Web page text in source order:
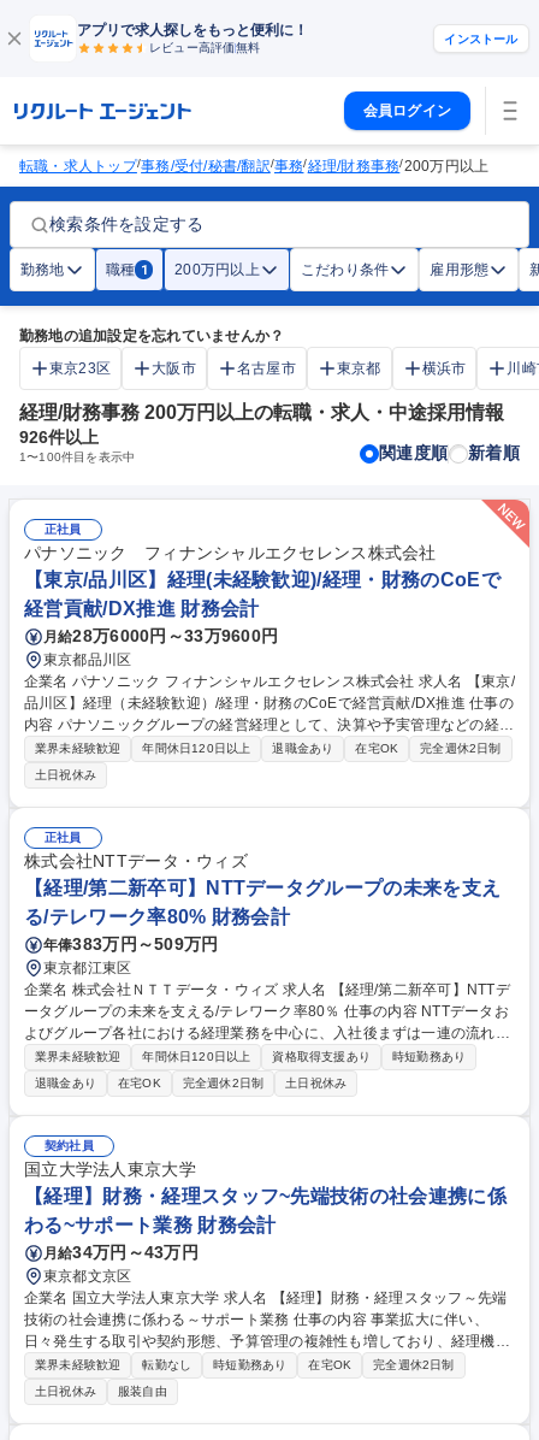
アプリで求人探しをもっと便利に！
レビュー高評価無料
インストール
会員ログイン
転職・求人トップ/事務/受付/秘書/翻訳/事務/経理/財務事務/200万円以上
検索条件を設定する
勤務地 職種 1 200万円以上 こだわり条件 雇用形態
勤務地の追加設定を忘れていませんか？
東京23区
大阪市 名古屋市 東京都 横浜市 川
経理/財務事務 200万円以上の転職・求人・中途採用情報
926件以上
1〜100件目を表示中 関連度順 新着順
正社員
パナソニック フィナンシャルエクセレンス株式会社
【東京/品川区】経理(未経験歓迎)/経理・財務のCoEで
経営貢献/DX推進 財務会計
月給28万6000円～33万9600円
東京都品川区
企業名 パナソニック フィナンシャルエクセレンス株式会社 求人名 【東京/
品川区】経理（未経験歓迎）/経理・財務のCoEで経営貢献/DX推進 仕事の
内容 パナソニックグループの経営経理として、決算や予実管理などの経理
業務から、ＤＸ・ＡＩを活用した業務プロセス改善、経営管理の支援まで
幅広く担当。 ・経理・会計業務（決算、工場会計、予実・資金管理等）
・業務プロセス改善（ＤＸ・ＡＩ活用の業務効率化） ・事業戦略支援（目
標策定の基礎業務等） ・内部統制、経営分析、経営管理など 専門性を高
めながら、業務改善や周囲との連携においてリーダーシップを発揮し、将
来的にはチームを牽引する役割を担っていただきます。 募集職種 【東京/
品川区】経理（未経験歓迎）/経理・財務のCoEで経営貢献/DX推進
業界未経験歓迎 年間休日120日以上 退職金あり 在宅OK
完全週休2日制
土日祝休み
正社員
株式会社NTTデータ・ウィズ
【経理/第二新卒可】NTTデータグループの未来を支え
る/テレワーク率80% 財務会計
年俸383万円～509万円
東京都江東区
企業名 株式会社ＮＴＴデータ・ウィズ 求人名 【経理/第二新卒可】NTTデ
ータグループの未来を支える/テレワーク率80％ 仕事の内容 NTTデータお
よびグループ各社における経理業務を中心に、入社後まずは一連の流れを
把握していただくため、配属担当先の業務を一通りご経験いただきます。
■各種審査(受注計上/請求/支払/振替等)及び関連業務 ■債権、固定資産等の
残高管理業務 ■月次/四半期/年次決算締め、決算報告関連業務 ■年度末計算
書類作成(国内グループ会社向け) ■事業部門等からの問い合わせ対応、助
言指導 ■会計、SOX監査対応 ■経理プロセスの標準化・効率化(RPAや生成
AI等のテクノロジー活用、マニュアル等の整備更新) 募集職種 【経理/第二
新卒可】NTTデータグループの未来を支える/テレワーク率80％
業界未経験歓迎 年間休日120日以上 資格取得支援あり
時短勤務あり
退職金あり
在宅OK 完全週休2日制 土日祝休み
契約社員
国立大学法人東京大学
【経理】財務・経理スタッフ~先端技術の社会連携に係
わる~サポート業務 財務会計
月給34万円～43万円
東京都文京区
企業名 国立大学法人東京大学 求人名 【経理】財務・経理スタッフ～先端
技術の社会連携に係わる～サポート業務 仕事の内容 事業拡大に伴い、
日々発生する取引や契約形態、予算管理の複雑性も増しており、経理機能
の強化が急務となっています。国の研究プロジェクト等、一般的な事業会
社とは異なる会計処理や予算管理が求められるます。 ・日次・月次・年次
の経理業務・仕訳入力、伝票処理、請求書管理 ・支払処理、入出金管理・
月次・年次決算業務・税務対応、納税関連業務 ・経費精算対応・会計ソフ
業界未経験歓迎 転勤なし 時短勤務あり 在宅OK
完全週休2日制
土日祝休み
服装自由